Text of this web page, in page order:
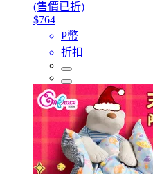
(售價已折)
$764
P幣
折扣